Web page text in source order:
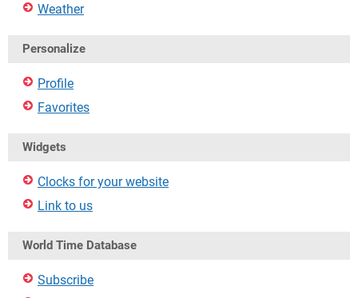
Weather
Personalize
Profile
Favorites
Widgets
Clocks for your website
Link to us
World Time Database
Subscribe